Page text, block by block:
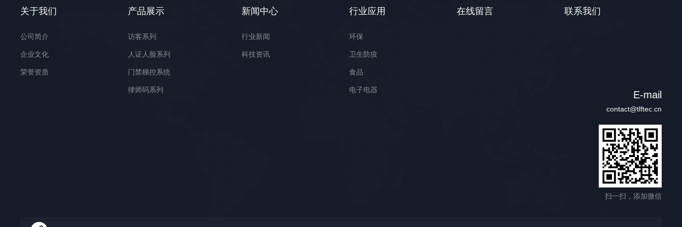
关于我们
公司简介
企业文化
荣誉资质
产品展示
访客系列
人证人脸系列
门禁梯控系统
律师码系列
新闻中心
行业新闻
科技资讯
行业应用
环保
卫生防疫
食品
电子电器
在线留言 联系我们
E-mail
contact@tlftec.cn
扫一扫，添加微信